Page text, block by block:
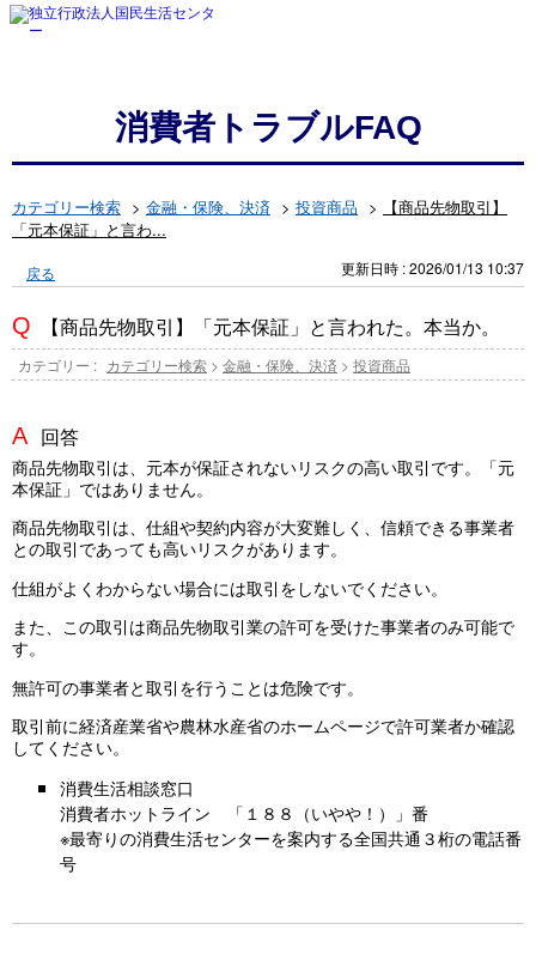
消費者トラブルFAQ
カテゴリー検索 > 金融・保険、決済 > 投資商品 >
【商品先物取引】
「元本保証」と言わ...
戻る 更新日時 : 2026/01/13 10:37
【商品先物取引】「元本保証」と言われた。本当か。
カテゴリー : カテゴリー検索 > 金融・保険、決済 > 投資商品
回答
商品先物取引は、元本が保証されないリスクの高い取引です。「元
本保証」ではありません。
商品先物取引は、仕組や契約内容が大変難しく、信頼できる事業者
との取引であっても高いリスクがあります。
仕組がよくわからない場合には取引をしないでください。
また、この取引は商品先物取引業の許可を受けた事業者のみ可能で
す。
無許可の事業者と取引を行うことは危険です。
取引前に経済産業省や農林水産省のホームページで許可業者か確認
してください。
消費生活相談窓口
消費者ホットライン 「１８８（いやや！）」番
※最寄りの消費生活センターを案内する全国共通３桁の電話番
号